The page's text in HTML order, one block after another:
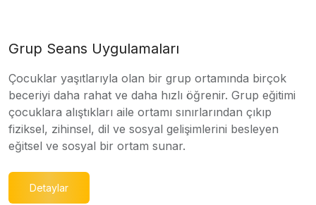
Grup Seans Uygulamaları
Çocuklar yaşıtlarıyla olan bir grup ortamında birçok
beceriyi daha rahat ve daha hızlı öğrenir. Grup eğitimi
çocuklara alıştıkları aile ortamı sınırlarından çıkıp
fiziksel, zihinsel, dil ve sosyal gelişimlerini besleyen
eğitsel ve sosyal bir ortam sunar.
Detaylar